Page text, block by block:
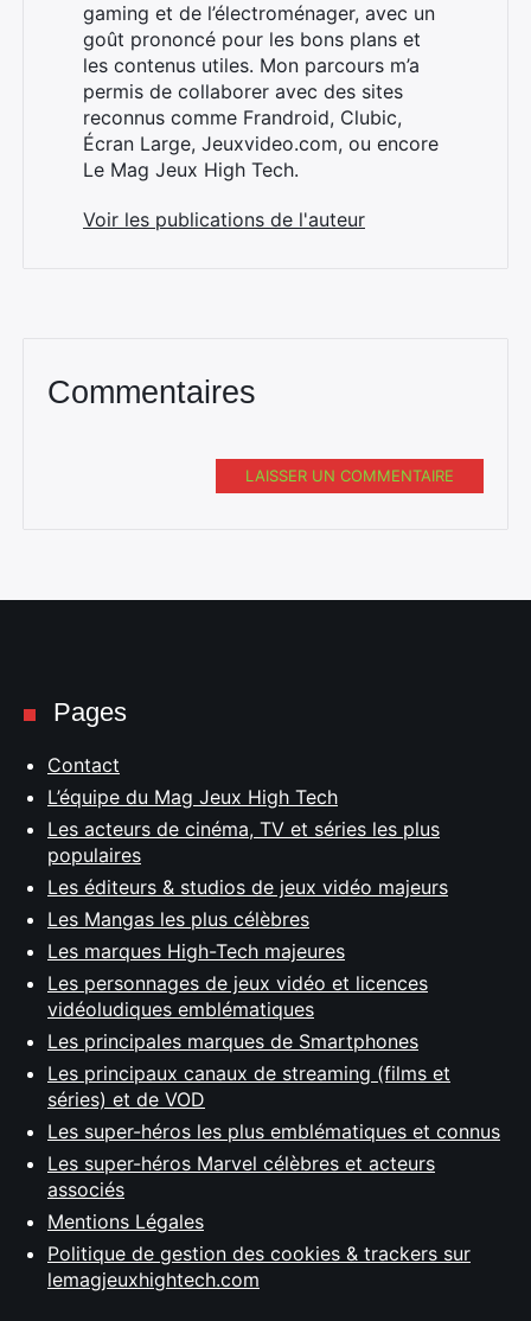
gaming et de l’électroménager, avec un
goût prononcé pour les bons plans et
les contenus utiles. Mon parcours m’a
permis de collaborer avec des sites
reconnus comme Frandroid, Clubic,
Écran Large, Jeuxvideo.com, ou encore
Le Mag Jeux High Tech.
Voir les publications de l'auteur
Commentaires
LAISSER UN COMMENTAIRE
Pages
Contact
L’équipe du Mag Jeux High Tech
Les acteurs de cinéma, TV et séries les plus
populaires
Les éditeurs & studios de jeux vidéo majeurs
Les Mangas les plus célèbres
Les marques High-Tech majeures
Les personnages de jeux vidéo et licences
vidéoludiques emblématiques
Les principales marques de Smartphones
Les principaux canaux de streaming (films et
séries) et de VOD
Les super-héros les plus emblématiques et connus
Les super-héros Marvel célèbres et acteurs
associés
Mentions Légales
Politique de gestion des cookies & trackers sur
lemagjeuxhightech.com